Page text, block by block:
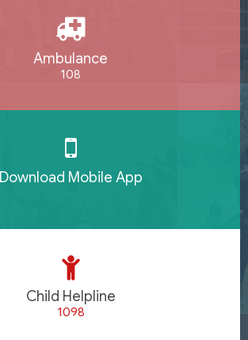
Ambulance
108
Download Mobile App
Child Helpline
1098